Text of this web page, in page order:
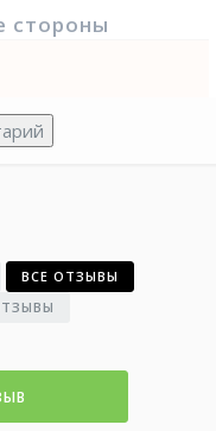
стороны
ВСЕ ОТЗЫВЫ